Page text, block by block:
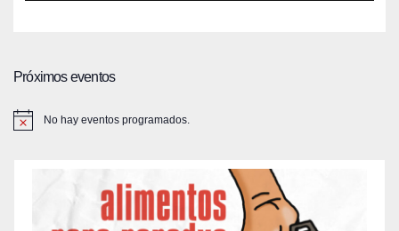
Próximos eventos
No hay eventos programados.